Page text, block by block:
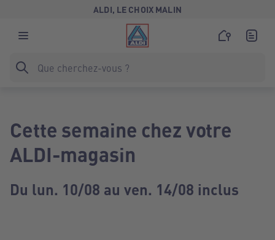
ALDI, LE CHOIX MALIN
Cette semaine chez votre
ALDI-magasin
Du lun. 10/08 au ven. 14/08 inclus